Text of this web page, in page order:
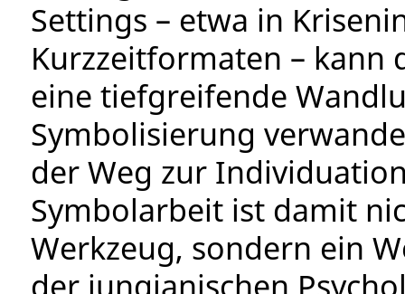
Settings – etwa in
Kurzzeitformaten –
eine tiefgreifende
Symbolisierung
der Weg zur
Symbolarbeit ist damit
Werkzeug, sondern ein
der jungianischen